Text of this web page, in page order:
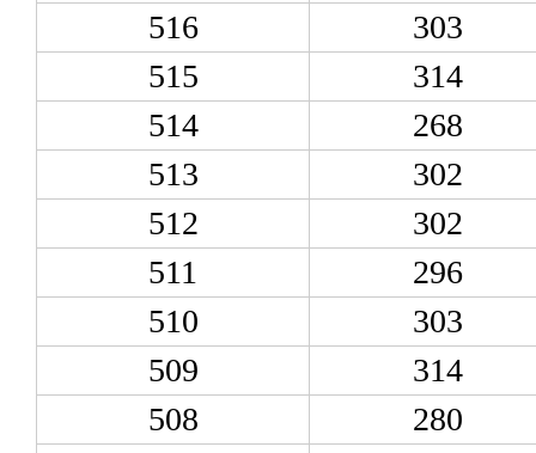
516
303
515
314
514
268
513
302
512
302
511
296
510
303
509
314
508
280